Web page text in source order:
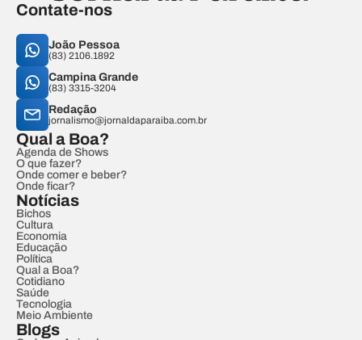
Contate-nos
João Pessoa
(83) 2106.1892
Campina Grande
(83) 3315-3204
Redação
jornalismo@jornaldaparaiba.com.br
Qual a Boa?
Agenda de Shows
O que fazer?
Onde comer e beber?
Onde ficar?
Notícias
Bichos
Cultura
Economia
Educação
Política
Qual a Boa?
Cotidiano
Saúde
Tecnologia
Meio Ambiente
Blogs